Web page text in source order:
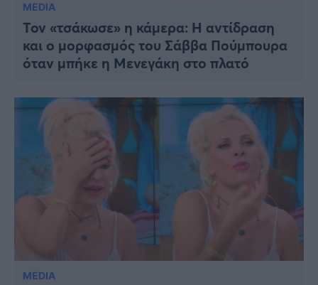
MEDIA
Τον «τσάκωσε» η κάμερα: Η αντίδραση
και ο μορφασμός του Σάββα Πούμπουρα
όταν μπήκε η Μενεγάκη στο πλατό
MEDIA